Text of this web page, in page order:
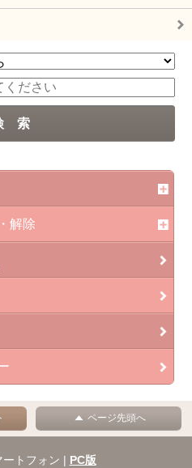
解除
ページ先頭へ
トフォン | PC版